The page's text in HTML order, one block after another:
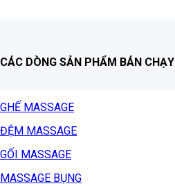
CÁC DÒNG SẢN PHẨM BÁN CHẠY
GHẾ MASSAGE
ĐỆM MASSAGE
GỐI MASSAGE
MASSAGE BỤNG